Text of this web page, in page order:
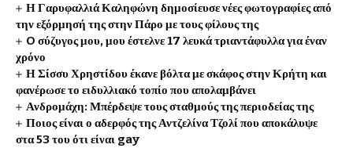
Η Γαρυφαλλιά Καληφώνη δημοσίευσε νέες φωτογραφίες από
την εξόρμησή της στην Πάρο με τους φίλους της
O σύζυγος μου, μου έστελνε 17 λευκά τριαντάφυλλα για έναν
χρόνο
Η Σίσσυ Χρηστίδου έκανε βόλτα με σκάφος στην Κρήτη και
φανέρωσε το ειδυλλιακό τοπίο που απολαμβάνει
Ανδρομάχη: Μπέρδεψε τους σταθμούς της περιοδείας της
Ποιος είναι ο αδερφός της Αντζελίνα Τζολί που αποκάλυψε
στα 53 του ότι είναι gay